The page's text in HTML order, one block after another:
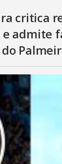
critica
admite